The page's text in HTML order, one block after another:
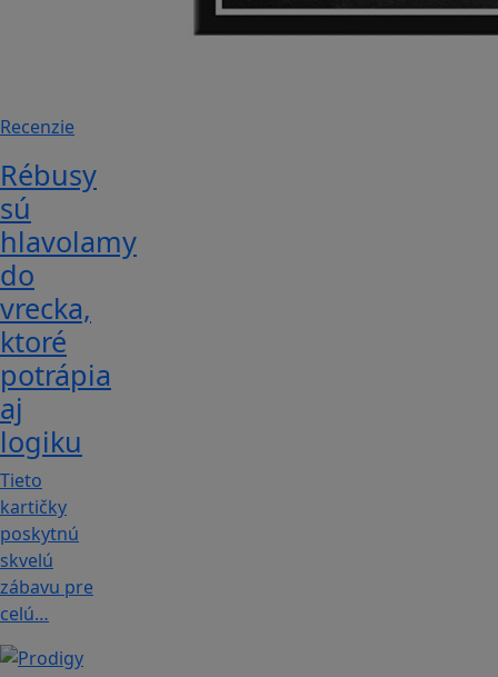
Recenzie
Rébusy
sú
hlavolamy
do
vrecka,
ktoré
potrápia
aj
logiku
Tieto
kartičky
poskytnú
skvelú
zábavu pre
celú…